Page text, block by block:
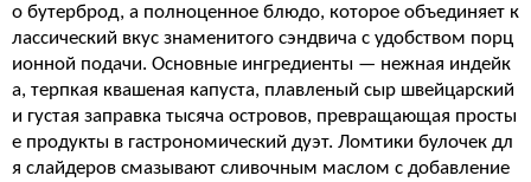
о бутерброд, а полноценное блюдо, которое объединяет к
лассический вкус знаменитого сэндвича с удобством порц
ионной подачи. Основные ингредиенты — нежная индейк
а, терпкая квашеная капуста, плавленый сыр швейцарский
и густая заправка тысяча островов, превращающая просты
е продукты в гастрономический дуэт. Ломтики булочек дл
я слайдеров смазывают сливочным маслом с добавление